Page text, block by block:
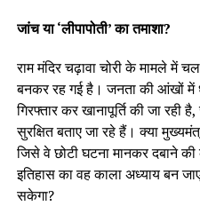
जांच या ‘लीपापोती’ का तमाशा?
राम मंदिर चढ़ावा चोरी के मामले में
बनकर रह गई है। जनता की आंखों
गिरफ्तार कर खानापूर्ति की जा रही
सुरक्षित बताए जा रहे हैं। क्या
जिसे वे छोटी घटना मानकर दबाने
इतिहास का वह काला अध्याय बन
सकेगा?